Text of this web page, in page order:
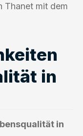
Thanet mit dem
in
in